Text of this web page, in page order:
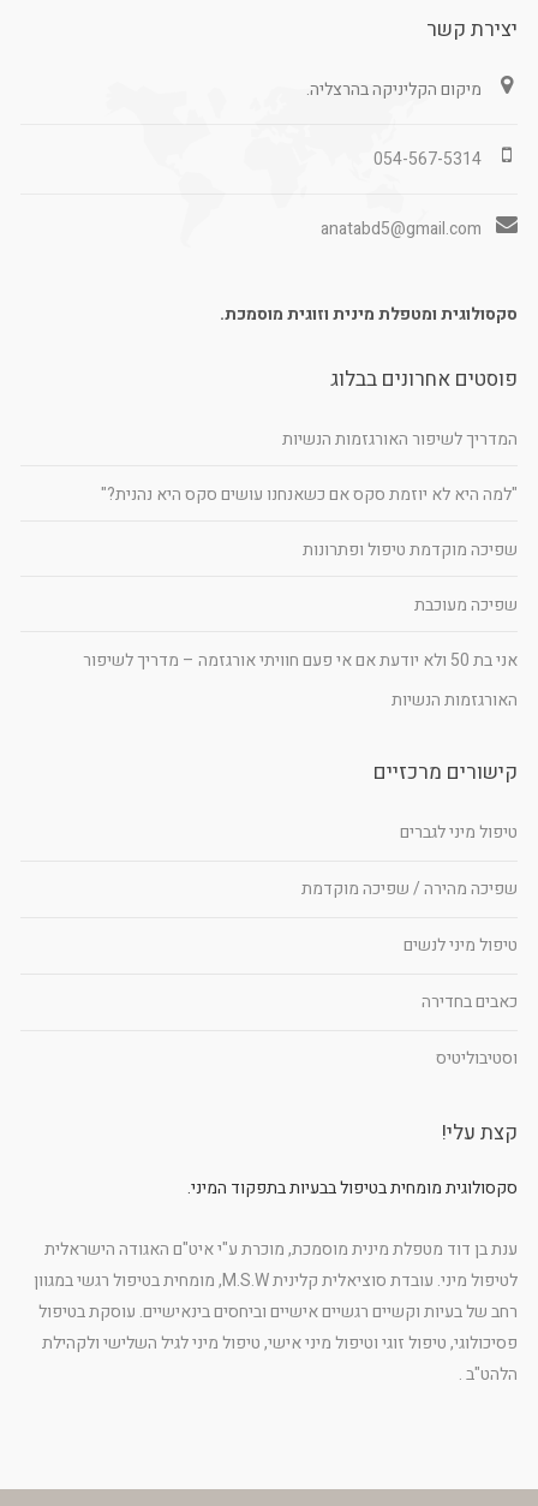
יצירת קשר
מיקום הקליניקה בהרצליה.
054-567-5314
anatabd5@gmail.com
סקסולוגית ומטפלת מינית וזוגית מוסמכת.
פוסטים אחרונים בבלוג
המדריך לשיפור האורגזמות הנשיות
"למה היא לא יוזמת סקס אם כשאנחנו עושים סקס היא נהנית?"
שפיכה מוקדמת טיפול ופתרונות
שפיכה מעוכבת
אני בת 50 ולא יודעת אם אי פעם חוויתי אורגזמה – מדריך לשיפור
האורגזמות הנשיות
קישורים מרכזיים
טיפול מיני לגברים
שפיכה מהירה / שפיכה מוקדמת
טיפול מיני לנשים
כאבים בחדירה
וסטיבוליטיס
קצת עלי!
סקסולוגית מומחית בטיפול בבעיות בתפקוד המיני.
ענת בן דוד מטפלת מינית מוסמכת, מוכרת ע"י איט"ם האגודה הישראלית
לטיפול מיני. עובדת סוציאלית קלינית M.S.W, מומחית בטיפול רגשי במגוון
רחב של בעיות וקשיים רגשיים אישיים וביחסים בינאישיים. עוסקת בטיפול
פסיכולוגי, טיפול זוגי וטיפול מיני אישי, טיפול מיני לגיל השלישי ולקהילת
הלהט"ב .